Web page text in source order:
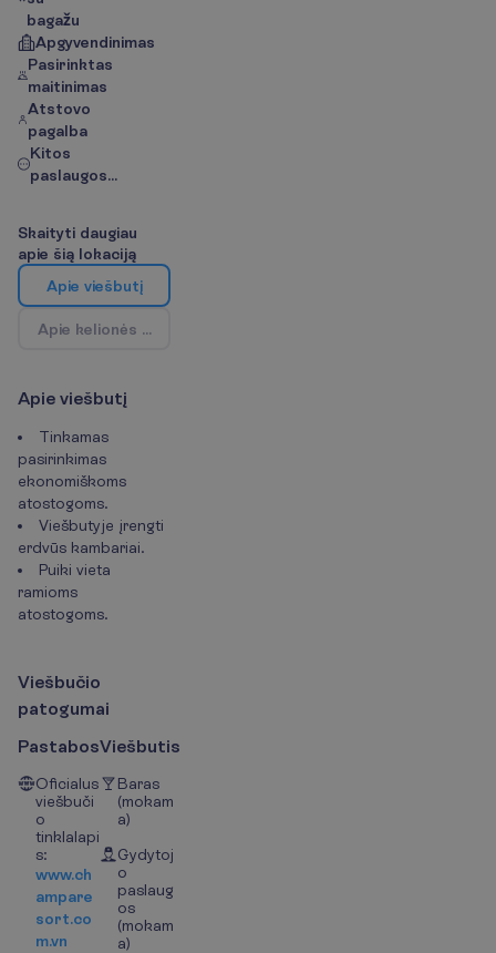
bagažu
Apgyvendinimas
Pasirinktas
maitinimas
Atstovo
pagalba
Kitos
paslaugos...
Skaityti daugiau
apie šią lokaciją
Apie viešbutį
Apie kelionės kr
Apie viešbutį
Tinkamas
pasirinkimas
ekonomiškoms
atostogoms.
Viešbutyje įrengti
erdvūs kambariai.
Puiki vieta
ramioms
atostogoms.
Viešbučio
patogumai
Pastabos
Oficialus
viešbuči
o
tinklalapi
s:
www.ch
ampare
sort.co
m.vn
Viešbutis
Baras
(mokam
a)
Gydytoj
o
paslaug
os
(mokam
a)